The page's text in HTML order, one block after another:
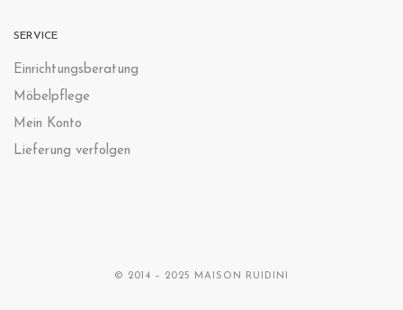
SERVICE
Einrichtungsberatung
Möbelpflege
Mein Konto
Lieferung verfolgen
© 2014 – 2025 MAISON RUIDINI